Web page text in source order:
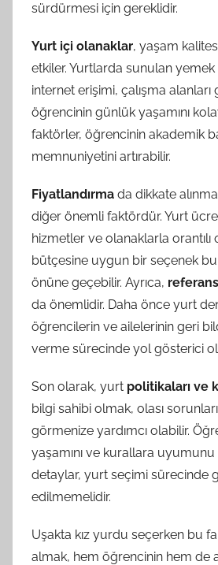
sürdürmesi için gereklidir.
Yurt içi olanaklar, yaşam
etkiler. Yurtlarda sunulan
internet erişimi, çalışma
öğrencinin günlük yaşamını
faktörler, öğrencinin akademik
memnuniyetini artırabilir.
Fiyatlandırma da dikkate
diğer önemli faktördür. Yurt
hizmetler ve olanaklarla orantılı
bütçesine uygun bir seçenek
önüne geçebilir. Ayrıca,
da önemlidir. Daha önce yurt
öğrencilerin ve ailelerinin geri
verme sürecinde yol gösterici
Son olarak, yurt politikaları ve
bilgi sahibi olmak, olası
görmenize yardımcı olabilir.
yaşamını ve kurallara
detaylar, yurt seçimi sürecinde
edilmemelidir.
Uşakta kız yurdu seçerken bu
almak, hem öğrencinin hem de